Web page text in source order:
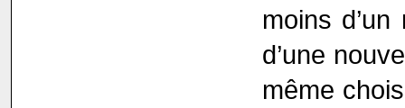
moins
d’une
même